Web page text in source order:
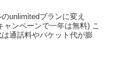
unlimitedプランに変え
ンペーンで一年は無料) こ
通話料やパケット代が膨